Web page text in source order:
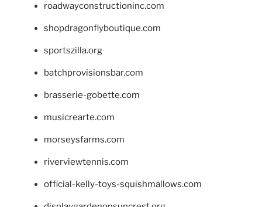
roadwayconstructioninc.com
shopdragonflyboutique.com
sportszilla.org
batchprovisionsbar.com
brasserie-gobette.com
musicrearte.com
morseysfarms.com
riverviewtennis.com
official-kelly-toys-squishmallows.com